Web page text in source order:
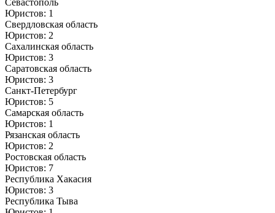
Юристов: 1
Свердловская область
Юристов: 2
Сахалинская область
Юристов: 3
Саратовская область
Юристов: 3
Санкт-Петербург
Юристов: 5
Самарская область
Юристов: 1
Рязанская область
Юристов: 2
Ростовская область
Юристов: 7
Республика Хакасия
Юристов: 3
Республика Тыва